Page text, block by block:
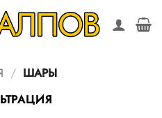
/ ШАРЫ